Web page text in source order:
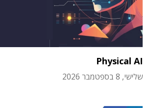
Physical AI
שלישי, 8 בספטמבר 2026